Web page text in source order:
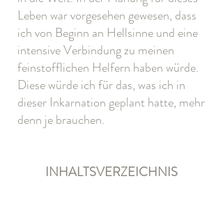
Leben war vorgesehen gewesen, dass
ich von Beginn an Hellsinne und eine
intensive Verbindung zu meinen
feinstofflichen Helfern haben würde.
Diese würde ich für das, was ich in
dieser Inkarnation geplant hatte, mehr
denn je brauchen.
INHALTSVERZEICHNIS